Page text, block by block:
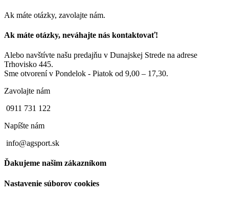
Ak máte otázky, zavolajte nám.
Ak máte otázky, neváhajte nás kontaktovať!
Alebo navštívte našu predajňu v Dunajskej Strede na adrese
Trhovisko 445.
Sme otvorení v Pondelok - Piatok od 9,00 – 17,30.
Zavolajte nám
0911 731 122
Napíšte nám
info@agsport.sk
Ďakujeme našim zákazníkom
Nastavenie súborov cookies